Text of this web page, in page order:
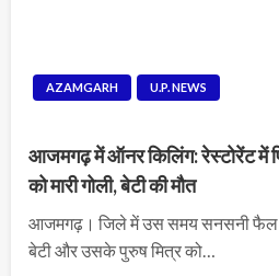
AZAMGARH U.P. NEWS
आजमगढ़ में ऑनर किलिंग: रेस्टोरेंट में
को मारी गोली, बेटी की मौत
आजमगढ़। जिले में उस समय सनसनी फैल
बेटी और उसके पुरुष मित्र को…